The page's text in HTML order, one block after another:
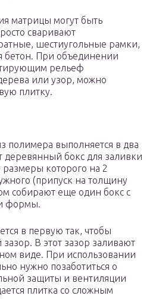
матрицы могут быть
сваривают
шестиугольные рамки,
бетон. При объединении
рельеф
или узор, можно
плитку.
полимера выполняется в два
деревянный бокс для заливки
размеры которого на 2
(припуск на толщину
собирают еще один бокс с
формы.
в первую так, чтобы
В этот зазор заливают
виде. При использовании
нужно позаботиться о
защиты и вентиляции
плитка со сложным